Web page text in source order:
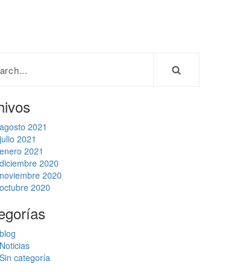
agosto 2021
julio 2021
enero 2021
diciembre 2020
noviembre 2020
octubre 2020
blog
Noticias
Sin categoría